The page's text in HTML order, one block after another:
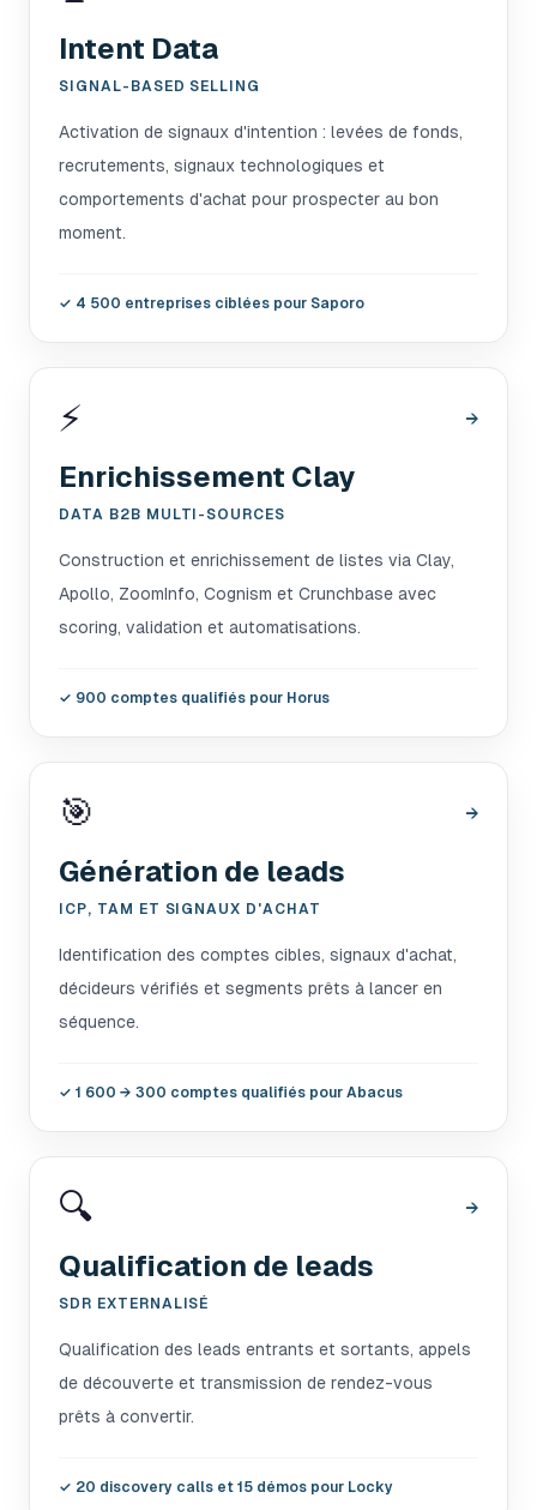
Intent Data
SIGNAL-BASED SELLING
Activation de signaux d'intention : levées de fonds,
recrutements, signaux technologiques et
comportements d'achat pour prospecter au bon
moment.
✓ 4 500 entreprises ciblées pour Saporo
⚡ →
Enrichissement Clay
DATA B2B MULTI-SOURCES
Construction et enrichissement de listes via Clay,
Apollo, ZoomInfo, Cognism et Crunchbase avec
scoring, validation et automatisations.
✓ 900 comptes qualifiés pour Horus
🎯 →
Génération de leads
ICP, TAM ET SIGNAUX D'ACHAT
Identification des comptes cibles, signaux d'achat,
décideurs vérifiés et segments prêts à lancer en
séquence.
✓ 1 600 → 300 comptes qualifiés pour Abacus
🔍 →
Qualification de leads
SDR EXTERNALISÉ
Qualification des leads entrants et sortants, appels
de découverte et transmission de rendez-vous
prêts à convertir.
✓ 20 discovery calls et 15 démos pour Locky